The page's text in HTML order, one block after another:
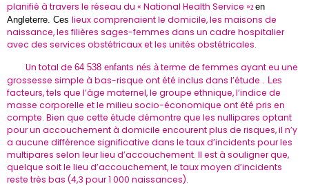
planifié à travers le réseau du « National Health Service »2 en
Angleterre. Ces lieux comprenaient le domicile, les maisons de
naissance, les filières sages-femmes dans un cadre hospitalier
avec des services obstétricaux et les unités obstétricales.
Un total de 64 538 enfants nés à terme de femmes ayant eu une
grossesse simple à bas-risque ont été inclus dans l’étude . Les
facteurs, tels que l’âge maternel, le groupe ethnique, l’indice de
masse corporelle et le milieu socio-économique ont été pris en
compte. Bien que cette étude démontre que les nullipares optant
pour un accouchement à domicile encourent plus de risques, il n’y
a aucune différence significative dans le taux d’incidents pour les
multipares selon leur lieu d’accouchement. Il est à souligner que,
quelque soit le lieu d’accouchement, le taux moyen d’incidents
reste très bas (4,3 pour 1 000 naissances).